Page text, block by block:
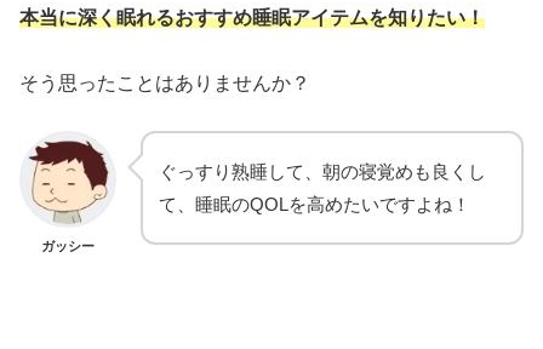
本当に深く眠れるおすすめ睡眠アイテムを知りたい！
そう思ったことはありませんか？
ガッシー
ぐっすり熟睡して、朝の寝覚めも良くし
て、睡眠のQOLを高めたいですよね！